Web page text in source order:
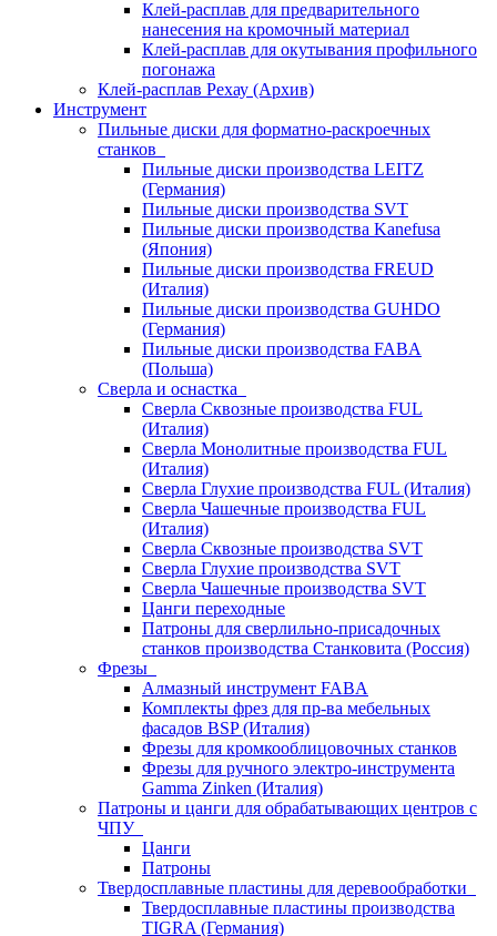
Клей-расплав для предварительного
нанесения на кромочный материал
Клей-расплав для окутывания профильного
погонажа
Клей-расплав Рехау (Архив)
Инструмент
Пильные диски для форматно-раскроечных
станков
Пильные диски производства LEITZ
(Германия)
Пильные диски производства SVT
Пильные диски производства Kanefusa
(Япония)
Пильные диски производства FREUD
(Италия)
Пильные диски производства GUHDO
(Германия)
Пильные диски производства FABA
(Польша)
Сверла и оснастка
Сверла Сквозные производства FUL
(Италия)
Сверла Монолитные производства FUL
(Италия)
Сверла Глухие производства FUL (Италия)
Сверла Чашечные производства FUL
(Италия)
Сверла Сквозные производства SVT
Сверла Глухие производства SVT
Сверла Чашечные производства SVT
Цанги переходные
Патроны для сверлильно-присадочных
станков производства Станковита (Россия)
Фрезы
Алмазный инструмент FABA
Комплекты фрез для пр-ва мебельных
фасадов BSP (Италия)
Фрезы для кромкооблицовочных станков
Фрезы для ручного электро-инструмента
Gamma Zinken (Италия)
Патроны и цанги для обрабатывающих центров с
ЧПУ
Цанги
Патроны
Твердосплавные пластины для деревообработки
Твердосплавные пластины производства
TIGRA (Германия)